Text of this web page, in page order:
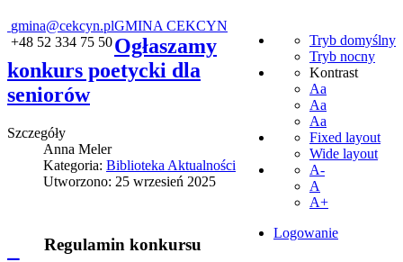
gmina@cekcyn.pl
+48 52 334 75 50
Tryb domyślny
Tryb nocny
Kontrast
Aa
Aa
Aa
Fixed layout
Wide layout
A-
A
A+
Logowanie
GMINA CEKCYN
Ogłaszamy
konkurs poetycki dla
seniorów
Szczegóły
Anna Meler
Kategoria: Biblioteka Aktualności
Utworzono: 25 wrzesień 2025
Regulamin konkursu